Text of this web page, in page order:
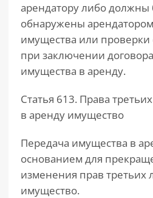
арендатору либо
обнаружены
имущества или проверки
при заключении
имущества в аренду.
Статья 613. Права
в аренду имущество
Передача имущества в
основанием для
изменения прав третьих
имущество.